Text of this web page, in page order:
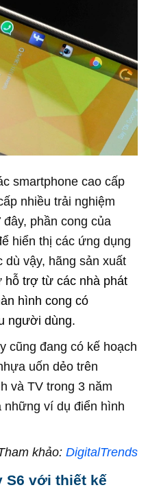
smartphone cao cấp
nhiều trải nghiệm
phần cong của
hiển thị các ứng dụng
dù vậy, hãng sản xuất
hỗ trợ từ các nhà phát
hình cong có
người dùng.
cũng đang có kế hoạch
uốn dẻo trên
và TV trong 3 năm
những ví dụ điển hình
khảo: DigitalTrends
S6 với thiết kế